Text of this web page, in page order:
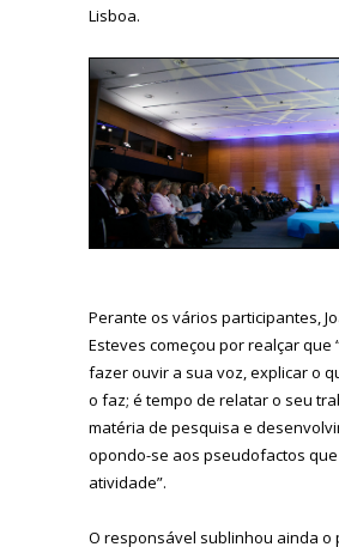
Lisboa.
Perante os vários participantes,
Esteves começou por realçar que
fazer ouvir a sua voz, explicar o
o faz; é tempo de relatar o seu
matéria de pesquisa e
opondo-se aos pseudofactos
atividade”.
O responsável sublinhou ainda o